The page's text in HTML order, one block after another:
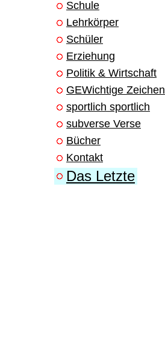
Schule
Lehrkörper
Schüler
Erziehung
Politik & Wirtschaft
GEWichtige Zeichen
sportlich sportlich
subverse Verse
Bücher
Kontakt
Das Letzte